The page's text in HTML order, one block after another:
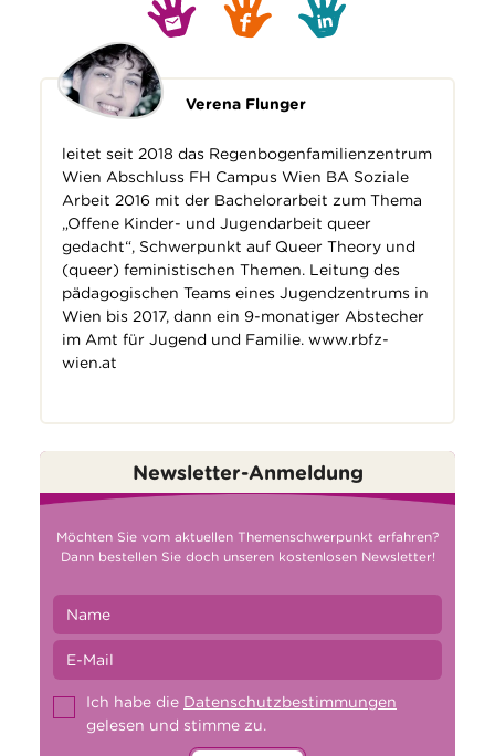
Verena Flunger
leitet seit 2018 das Regenbogenfamilienzentrum
Wien Abschluss FH Campus Wien BA Soziale
Arbeit 2016 mit der Bachelorarbeit zum Thema
„Offene Kinder- und Jugendarbeit queer
gedacht“, Schwerpunkt auf Queer Theory und
(queer) feministischen Themen. Leitung des
pädagogischen Teams eines Jugendzentrums in
Wien bis 2017, dann ein 9-monatiger Abstecher
im Amt für Jugend und Familie. www.rbfz-
wien.at
Newsletter-Anmeldung
Möchten Sie vom aktuellen Themenschwerpunkt erfahren?
Dann bestellen Sie doch unseren kostenlosen Newsletter!
Ich habe die Datenschutzbestimmungen
gelesen und stimme zu.